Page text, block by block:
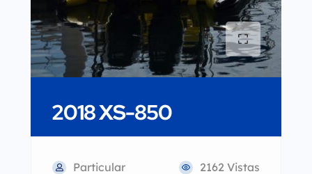
2018 XS-850
Particular 2162 Vistas